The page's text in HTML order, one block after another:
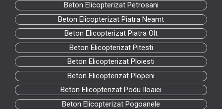
Beton Elicopterizat Petrosani
Beton Elicopterizat Piatra Neamt
Beton Elicopterizat Piatra Olt
Beton Elicopterizat Pitesti
Beton Elicopterizat Ploiesti
Beton Elicopterizat Plopeni
Beton Elicopterizat Podu Iloaiei
Beton Elicopterizat Pogoanele